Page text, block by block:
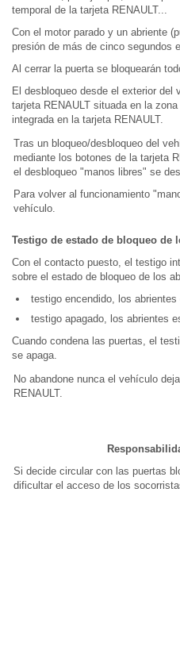
temporal de la tarjeta RENAULT...
Con el motor parado y un abriente
presión de más de cinco segundos
Al cerrar la puerta se bloquearán
El desbloqueo desde el exterior
tarjeta RENAULT situada en la
integrada en la tarjeta RENAULT.
Tras un bloqueo/desbloqueo del
mediante los botones de la tarjeta
el desbloqueo "manos libres" se
Para volver al funcionamiento
vehículo.
Testigo de estado de bloqueo de
Con el contacto puesto, el testigo
sobre el estado de bloqueo de los
testigo encendido, los abrientes
testigo apagado, los abrientes
Cuando condena las puertas, el
se apaga.
No abandone nunca el vehículo
RENAULT.
Si decide circular con las puertas
dificultar el acceso de los